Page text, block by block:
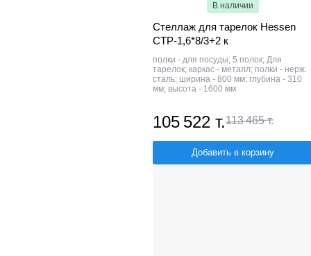
В наличии
Стеллаж для тарелок Hessen
СТР-1,6*8/3+2 к
полки - для посуды; 5 полок; Для
тарелок; каркас - металл; полки - нерж.
сталь; ширина - 800 мм; глубина - 310
мм; высота - 1600 мм
105 522 т.113 465 т.
Добавить в корзину